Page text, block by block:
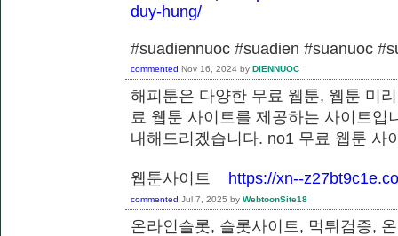
duy-hung/
#suadiennuoc #suadien #suanuoc
commented Nov 16, 2024 by DIENNUOC
해피툰은 다양한 무료 웹툰, 웹툰 미
료 웹툰 사이트를 제공하는 사이트
내해드리겠습니다. no1 무료 웹툰 사
웹툰사이트 https://xn--
commented Jul 7, 2025 by WebtoonSite18
온라인슬롯, 슬롯사이트, 먹튀검증,